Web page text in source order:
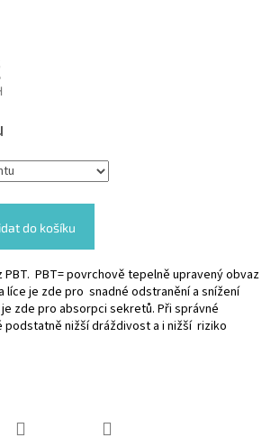
do košíku
PBT= povrchově tepelně upravený obvaz
líce je zde pro snadné odstranění a snížení
je zde pro absorpci sekretů. Při správné
nižší dráždivost a i nižší riziko